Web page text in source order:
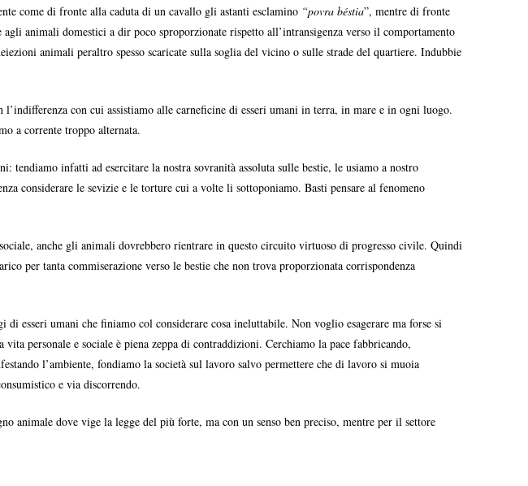
come di fronte alla caduta di un cavallo gli astanti esclamino “povra béstia”, mentre di fronte
animali domestici a dir poco sproporzionate rispetto all’intransigenza verso il comportamento
animali peraltro spesso scaricate sulla soglia del vicino o sulle strade del quartiere. Indubbie
con cui assistiamo alle carneficine di esseri umani in terra, in mare e in ogni luogo.
a corrente troppo alternata.
infatti ad esercitare la nostra sovranità assoluta sulle bestie, le usiamo a nostro
considerare le sevizie e le torture cui a volte li sottoponiamo. Basti pensare al fenomeno
anche gli animali dovrebbero rientrare in questo circuito virtuoso di progresso civile. Quindi
per tanta commiserazione verso le bestie che non trova proporzionata corrispondenza
esseri umani che finiamo col considerare cosa ineluttabile. Non voglio esagerare ma forse si
personale e sociale è piena zeppa di contraddizioni. Cerchiamo la pace fabbricando,
l’ambiente, fondiamo la società sul lavoro salvo permettere che di lavoro si muoia
e via discorrendo.
animale dove vige la legge del più forte, ma con un senso ben preciso, mentre per il settore